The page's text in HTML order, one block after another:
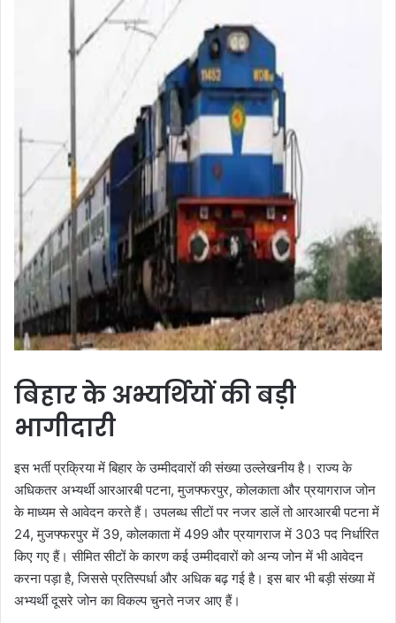
बिहार के अभ्यर्थियों की बड़ी
भागीदारी
इस भर्ती प्रक्रिया में बिहार के उम्मीदवारों की संख्या उल्लेखनीय है। राज्य के
अधिकतर अभ्यर्थी आरआरबी पटना, मुजफ्फरपुर, कोलकाता और प्रयागराज जोन
के माध्यम से आवेदन करते हैं। उपलब्ध सीटों पर नजर डालें तो आरआरबी पटना में
24, मुजफ्फरपुर में 39, कोलकाता में 499 और प्रयागराज में 303 पद निर्धारित
किए गए हैं। सीमित सीटों के कारण कई उम्मीदवारों को अन्य जोन में भी आवेदन
करना पड़ा है, जिससे प्रतिस्पर्धा और अधिक बढ़ गई है। इस बार भी बड़ी संख्या में
अभ्यर्थी दूसरे जोन का विकल्प चुनते नजर आए हैं।